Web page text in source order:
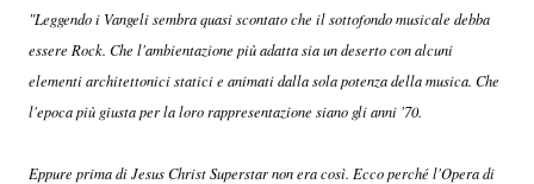
"Leggendo i Vangeli sembra quasi scontato che il sottofondo musicale debba
essere Rock. Che l'ambientazione più adatta sia un deserto con alcuni
elementi architettonici statici e animati dalla sola potenza della musica. Che
l'epoca più giusta per la loro rappresentazione siano gli anni '70.
Eppure prima di Jesus Christ Superstar non era così. Ecco perché l'Opera di